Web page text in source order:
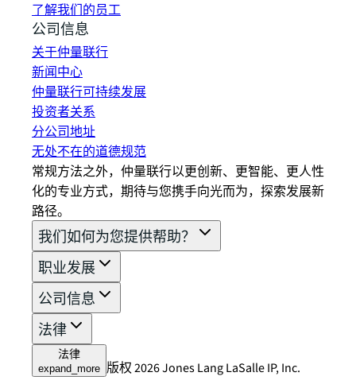
了解我们的员工
公司信息
关于仲量联行
新闻中心
仲量联行可持续发展
投资者关系
分公司地址
无处不在的道德规范
常规方法之外，仲量联行以更创新、更智能、更人性
化的专业方式，期待与您携手向光而为，探索发展新
路径。
我们如何为您提供帮助？
职业发展
公司信息
法律
法律
expand_more 版权 2026 Jones Lang LaSalle IP, Inc.